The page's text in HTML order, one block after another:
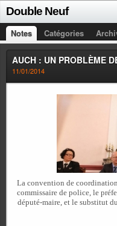
Double Neuf
Notes Catégories
AUCH : UN PROBLÈME
11/01/2014
La convention de
commissaire de police, le
député-maire, et le substitut